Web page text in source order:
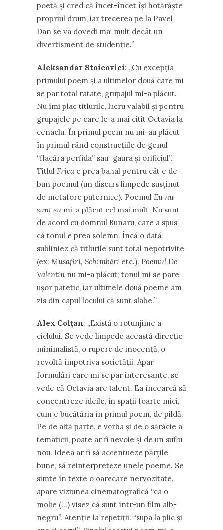
poetă și cred că încet-încet își hotărăște
propriul drum, iar trecerea pe la Pavel
Dan se va dovedi mai mult decât un
divertisment de studenție.’’
Aleksandar Stoicovici: ,,Cu excepția
primului poem și a ultimelor două care mi
se par total ratate, grupajul mi-a plăcut.
Nu îmi plac titlurile, lucru valabil și pentru
grupajele pe care le-a mai citit Octavia la
cenaclu. În primul poem nu mi-au plăcut
în primul rând construcțiile de genul
“flacăra perfida” sau “gaura și orificiul”.
Titlul Frica e prea banal pentru cât e de
bun poemul (un discurs limpede susținut
de metafore puternice). Poemul Eu nu
sunt eu mi-a plăcut cel mai mult. Nu sunt
de acord cu domnul Bunaru, care a spus
că tonul e prea solemn. Încă o dată
subliniez că titlurile sunt total nepotrivite
(ex: Musafiri, Schimbări etc.). Poemul De
Valentin nu mi-a plăcut; tonul mi se pare
ușor patetic, iar ultimele două poeme am
zis din capul locului că sunt slabe.’’
Alex Colțan: ,,Există o rotunjime a
ciclului. Se vede limpede această direcție
minimalistă, o rupere de inocență, o
revoltă împotriva societății. Apar
formulări care mi se par interesante, se
vede că Octavia are talent. Ea încearcă să
concentreze ideile, în spații foarte mici,
cum e bucătăria în primul poem, de pildă.
Pe de altă parte, e vorba și de o sărăcie a
tematicii, poate ar fi nevoie și de un suflu
nou. Ideea ar fi să accentueze părțile
bune, să reinterpreteze unele poeme. Se
simte în texte o oarecare nervozitate,
apare viziunea cinematografică “ca o
molie (…) visez că sunt într-un film alb-
negru”. Atenție la repetiții: “supa la plic și